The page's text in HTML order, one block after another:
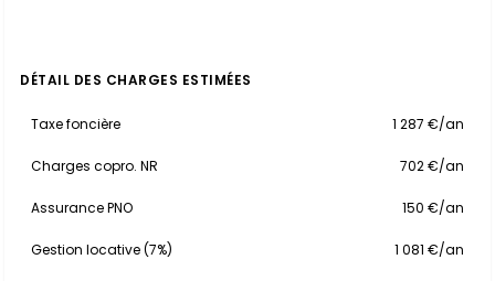
DÉTAIL DES CHARGES ESTIMÉES
Taxe foncière 1 287 €/an
Charges copro. NR 702 €/an
Assurance PNO 150 €/an
Gestion locative (7%) 1 081 €/an